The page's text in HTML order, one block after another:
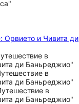
Орвието и Чивита ди
места
Помогла
когда все было
комфортный
всей прездки мы